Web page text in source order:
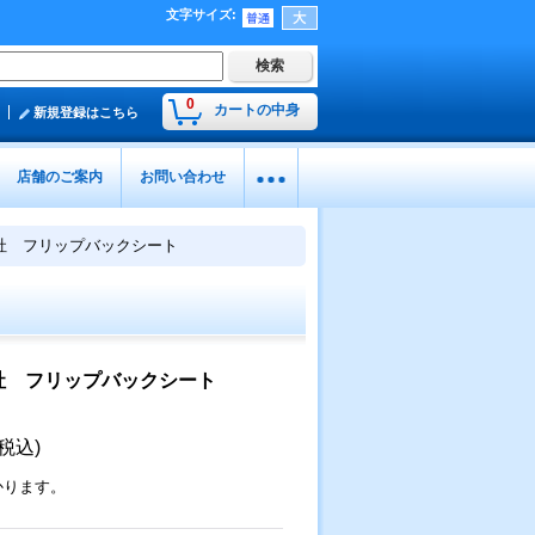
文字サイズ:
0 カートの中身
新規登録はこちら
店舗のご案内 お問い合わせ
フリップバックシート
フリップバックシート
込)
ます。